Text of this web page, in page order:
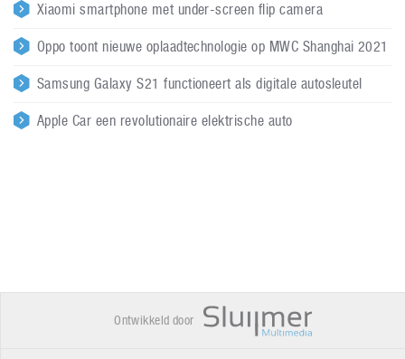
Xiaomi smartphone met under-screen flip camera
Oppo toont nieuwe oplaadtechnologie op MWC Shanghai 2021
Samsung Galaxy S21 functioneert als digitale autosleutel
Apple Car een revolutionaire elektrische auto
Ontwikkeld door